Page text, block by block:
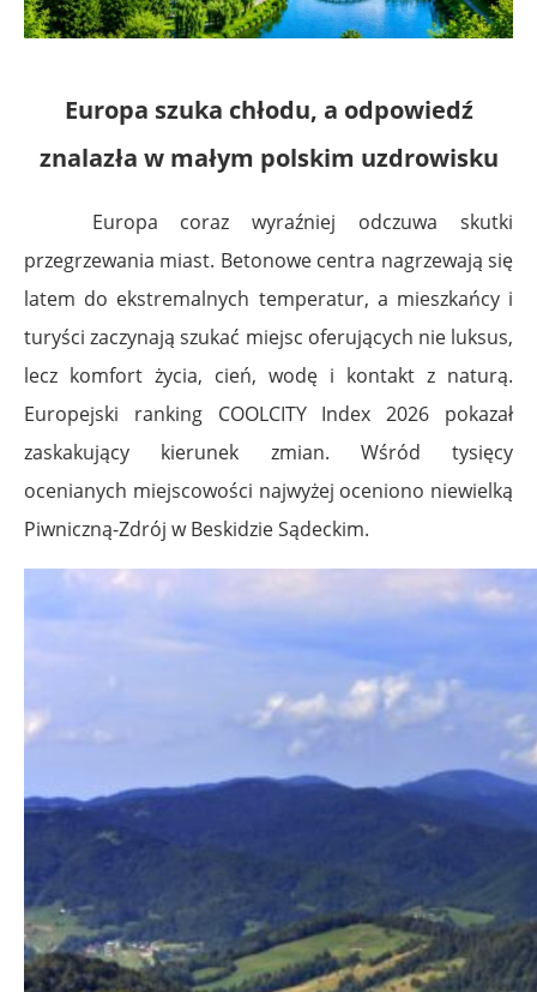
Europa szuka chłodu, a odpowiedź
znalazła w małym polskim uzdrowisku
Europa coraz wyraźniej odczuwa skutki
przegrzewania miast. Betonowe centra nagrzewają się
latem do ekstremalnych temperatur, a mieszkańcy i
turyści zaczynają szukać miejsc oferujących nie luksus,
lecz komfort życia, cień, wodę i kontakt z naturą.
Europejski ranking COOLCITY Index 2026 pokazał
zaskakujący kierunek zmian. Wśród tysięcy
ocenianych miejscowości najwyżej oceniono niewielką
Piwniczną-Zdrój w Beskidzie Sądeckim.